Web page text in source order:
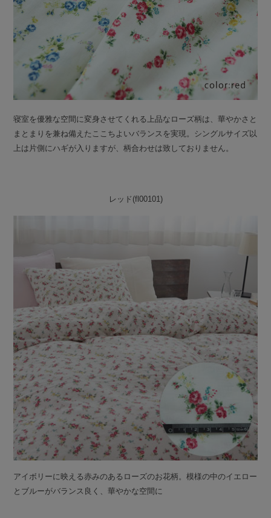
寝室を優雅な空間に変身させてくれる上品なローズ柄は、華やかさと
まとまりを兼ね備えたここちよいバランスを実現。シングルサイズ以
上は片側にハギが入りますが、柄合わせは致しておりません。
レッド(fl00101)
アイボリーに映える赤みのあるローズのお花柄。模様の中のイエロー
とブルーがバランス良く、華やかな空間に